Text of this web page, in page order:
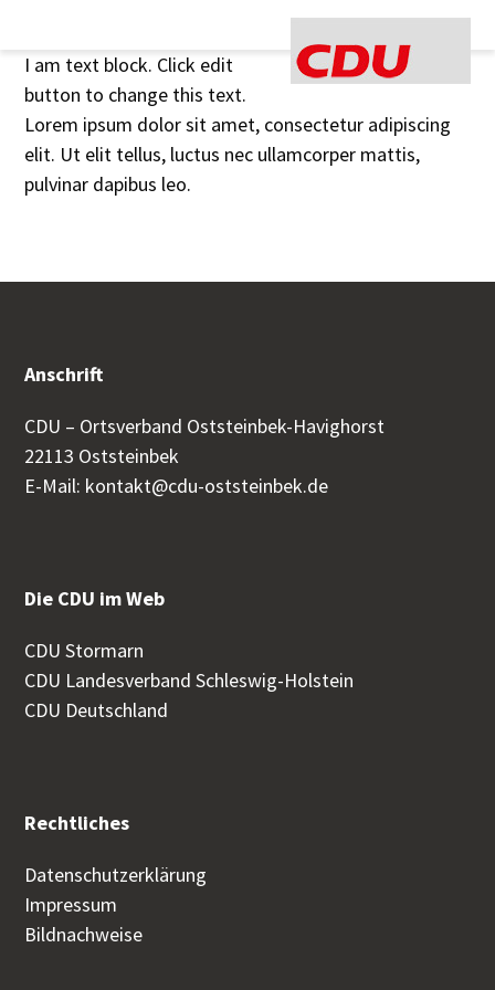
content
mobile
menu
mobile
menu
I am text block. Click edit
button to change this text.
Lorem ipsum dolor sit amet, consectetur adipiscing
elit. Ut elit tellus, luctus nec ullamcorper mattis,
pulvinar dapibus leo.
Anschrift
CDU – Ortsverband Oststeinbek-Havighorst
22113 Oststeinbek
E-Mail: kontakt@cdu-oststeinbek.de
Die CDU im Web
CDU Stormarn
CDU Landesverband Schleswig-Holstein
CDU Deutschland
Rechtliches
Datenschutzerklärung
Impressum
Bildnachweise